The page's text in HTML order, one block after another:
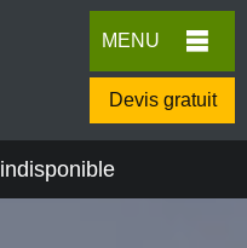
MENU
Devis gratuit
indisponible